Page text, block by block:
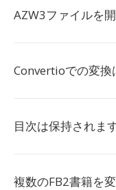
AZW3ファイルを
Convertioでの変換
目次は保持されま
複数のFB2書籍を